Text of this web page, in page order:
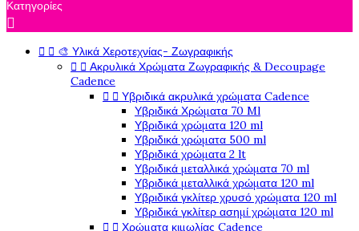
Κατηγορίες

  🎨 Υλικά Χεροτεχνίας- Ζωγραφικής
  Ακρυλικά Χρώματα Ζωγραφικής & Decoupage
Cadence
  Υβριδικά ακρυλικά χρώματα Cadence
Υβριδικά Χρώματα 70 Ml
Υβριδικά χρώματα 120 ml
Υβριδικά χρώματα 500 ml
Υβριδικά χρώματα 2 lt
Υβριδικά μεταλλικά χρώματα 70 ml
Υβριδικά μεταλλικά χρώματα 120 ml
Υβριδικά γκλίτερ χρυσό χρώματα 120 ml
Υβριδικά γκλίτερ ασημί χρώματα 120 ml
  Χρώματα κιμωλίας Cadence